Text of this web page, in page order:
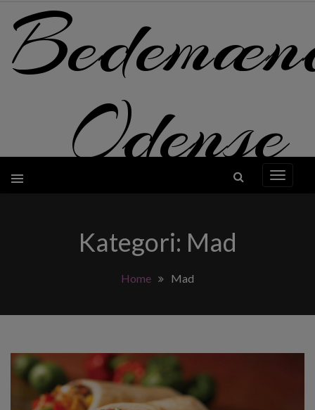
content
Odense
Kategori: Mad
Home Mad